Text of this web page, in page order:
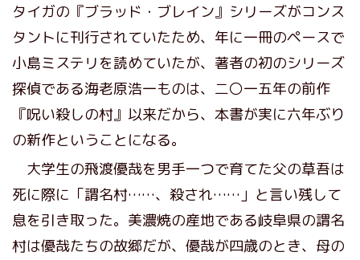
タイガの『ブラッド・ブレイン』シリーズがコンス
タントに刊行されていたため、年に一冊のペースで
小島ミステリを読めていたが、著者の初のシリーズ
探偵である海老原浩一ものは、二〇一五年の前作
『呪い殺しの村』以来だから、本書が実に六年ぶり
の新作ということになる。
大学生の飛渡優哉を男手一つで育てた父の草吾は
死に際に「謂名村……、殺され……」と言い残して
息を引き取った。美濃焼の産地である岐阜県の謂名
村は優哉たちの故郷だが、優哉が四歳のとき、母の